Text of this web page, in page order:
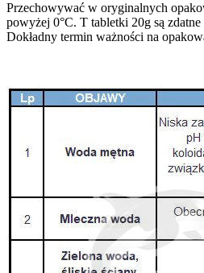
Przechowywać w oryginalnych
powyżej 0°C. T tabletki 20g są
Dokładny termin ważności na